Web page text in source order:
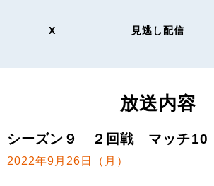
X 見逃し配信
放送内容
シーズン９ ２回戦 マッチ10
2022年9月26日（月）